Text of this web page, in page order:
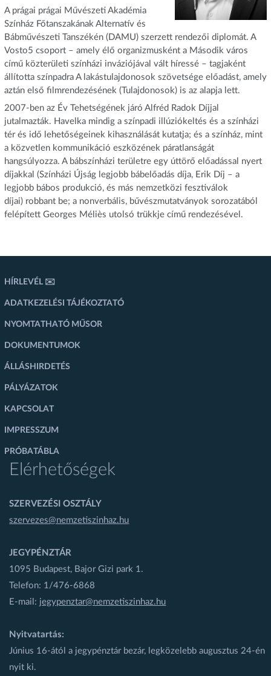
A prágai prágai Művészeti Akadémia
Színház Főtanszakának Alternatív és
Bábművészeti Tanszékén (DAMU) szerzett rendezői diplomát. A
Vosto5 csoport – amely élő organizmusként a Második város
című közterületi színházi inváziójával vált híressé – tagjaként
állította színpadra A lakástulajdonosok szövetsége előadást, amely
aztán első filmrendezésének (Tulajdonosok) is az alapja lett.
2007-ben az Év Tehetségének járó Alfréd Radok Díjjal
jutalmazták. Havelka mindig a színpadi illúziókeltés és a színházi
tér és idő lehetőségeinek kihasználását kutatja; és a színház, mint
a közvetlen kommunikáció eszközének páratlanságát
hangsúlyozza. A bábszínházi területre egy úttörő előadással nyert
díjakkal (Színházi Újság legjobb bábelőadás díja, Erik Díj – a
legjobb bábos produkció, és más nemzetközi fesztiválok
díjai) robbant be; a nonverbális, bűvészmutatványok sorozatából
felépített Georges Méliès utolsó trükkje című rendezésével.
HÍRLEVÉL ✉️
ADATKEZELÉSI TÁJÉKOZTATÓ
NYOMTATHATÓ MŰSOR
DOKUMENTUMOK
ÁLLÁSHIRDETÉS
PÁLYÁZATOK
KAPCSOLAT
IMPRESSZUM
PRÓBATÁBLA
Elérhetőségek
SZERVEZÉSI OSZTÁLY
szervezes@nemzetiszinhaz.hu
JEGYPÉNZTÁR
1095 Budapest, Bajor Gizi park 1.
Telefon: 1/476-6868
E-mail: jegypenztar@nemzetiszinhaz.hu
Nyitvatartás:
Június 16-ától a jegypénztár bezár, legközelebb augusztus 24-én
nyit ki.